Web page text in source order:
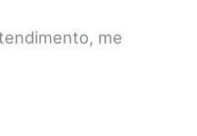
me